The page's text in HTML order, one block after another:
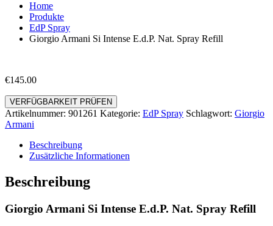
Home
Produkte
EdP Spray
Giorgio Armani Si Intense E.d.P. Nat. Spray Refill
€145.00
VERFÜGBARKEIT PRÜFEN
Artikelnummer: 901261 Kategorie: EdP Spray Schlagwort: Giorgio
Armani
Beschreibung
Zusätzliche Informationen
Beschreibung
Giorgio Armani Si Intense E.d.P. Nat. Spray Refill